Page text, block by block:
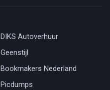
DIKS Autoverhuur
Geenstijl
Bookmakers Nederland
Picdumps